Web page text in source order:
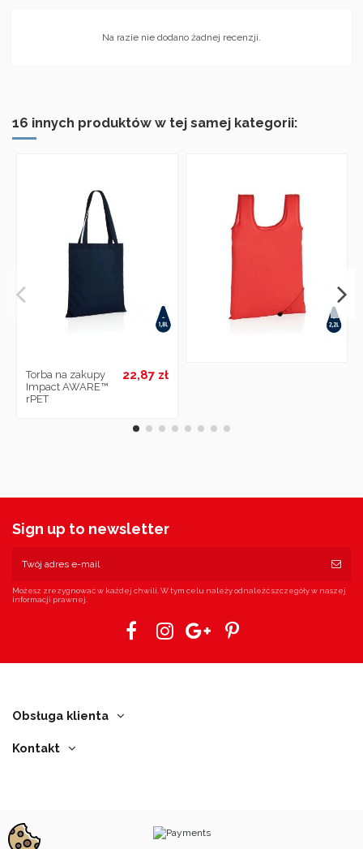
Na razie nie dodano żadnej recenzji.
16 innych produktów w tej samej kategorii:
Torba na zakupy
Impact AWARE™
rPET
22,87 zł
Sign up to newsletter
Możesz zrezygnować w każdej chwili. W tym celu należy odnaleźć szczegóły w naszej
informacji prawnej.
Obsługa klienta
Kontakt